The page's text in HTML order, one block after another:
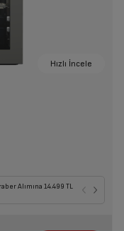
Hızlı İncele
Alımına 14.499 TL